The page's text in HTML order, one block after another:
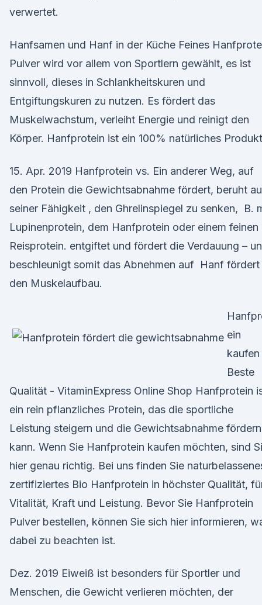
verwertet.
Hanfsamen und Hanf in der Küche Feines
Pulver wird vor allem von Sportlern gewählt, es ist
sinnvoll, dieses in Schlankheitskuren und
Entgiftungskuren zu nutzen. Es fördert das
Muskelwachstum, verleiht Energie und reinigt den
Körper. Hanfprotein ist ein 100% natürliches
15. Apr. 2019 Hanfprotein vs. Ein anderer Weg, auf
den Protein die Gewichtsabnahme fördert, beruht
seiner Fähigkeit , den Ghrelinspiegel zu senken, B.
Lupinenprotein, dem Hanfprotein oder einem feinen
Reisprotein. entgiftet und fördert die Verdauung –
beschleunigt somit das Abnehmen auf Hanf fördert
den Muskelaufbau.
ein
Beste
Qualität - VitaminExpress Online Shop Hanfprotein
ein rein pflanzliches Protein, das die sportliche
Leistung steigern und die Gewichtsabnahme fördern
kann. Wenn Sie Hanfprotein kaufen möchten, sind
hier genau richtig. Bei uns finden Sie
zertifiziertes Bio Hanfprotein in höchster Qualität,
Vitalität, Kraft und Leistung. Bevor Sie Hanfprotein
Pulver bestellen, können Sie sich hier informieren,
dabei zu beachten ist.
Dez. 2019 Eiweiß ist besonders für Sportler und
Menschen, die Gewicht verlieren möchten, der